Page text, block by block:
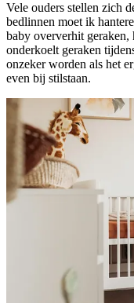
Vele ouders stellen zich
bedlinnen moet ik
baby oververhit
onderkoelt geraken
onzeker worden als het
even bij stilstaan.